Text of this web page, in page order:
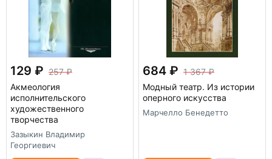
129
257
Акмеология
исполнительского
художественного
творчества
Зазыкин Владимир
Георгиевич
684
1 367
Модный театр. Из истории
оперного искусства
Марчелло Бенедетто